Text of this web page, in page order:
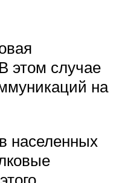
этом случае
на
населенных